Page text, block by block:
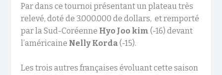
Par dans ce tournoi présentant un plateau très
relevé, doté de 3.000.000 de dollars, et remporté
par la Sud-Coréenne Hyo Joo kim (-16) devant
l’américaine Nelly Korda(-15).
Les trois autres françaises évoluant cette saison